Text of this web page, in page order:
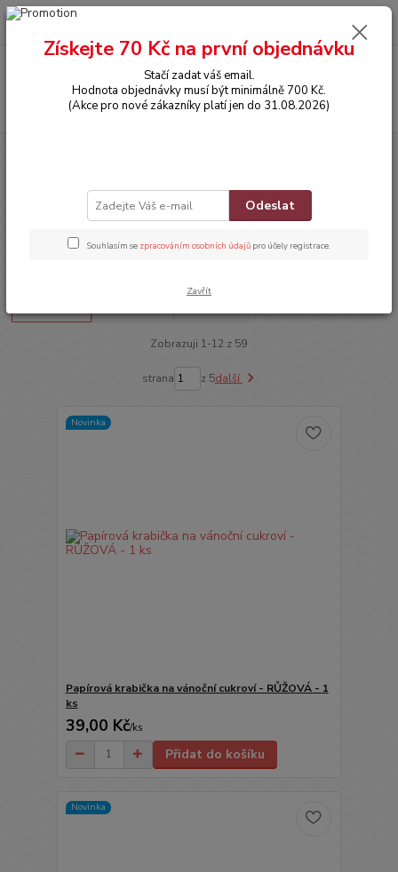
Hledat
0,00 Kč
Vykrajovátka na sušenky
Upřesnit parametry
Zobrazuji 1-12 z 59
strana z 5další
Novinka
Papírová krabička na vánoční cukroví - RŮŽOVÁ - 1
ks
39,00 Kč/ks
Přidat do košíku
Novinka
Získejte 70 Kč na první objednávku
Stačí zadat váš email.
Hodnota objednávky musí být minimálně 700 Kč.
(Akce pro nové zákazníky platí jen do 31.08.2026)
Odeslat
Souhlasím se zpracováním osobních údajů pro účely registrace.
Zavřít